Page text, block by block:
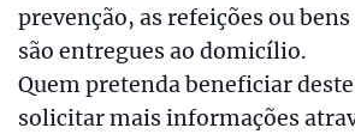
prevenção, as refeições ou
são entregues ao domicílio.
Quem pretenda beneficiar
solicitar mais informações